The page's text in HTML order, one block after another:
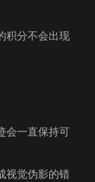
积分不会出现
会一直保持可
视觉伪影的错